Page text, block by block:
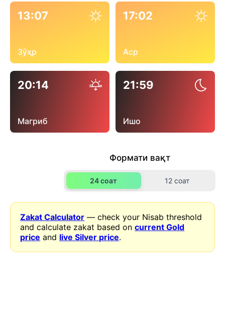
13:07
Зӯҳр
17:02
Аср
20:14
Магриб
21:59
Ишо
Формати вақт
24 соат 12 соат
Zakat Calculator — check your Nisab threshold
and calculate zakat based oncurrent Gold
price and live Silver price.